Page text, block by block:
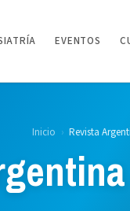
EVENTOS
Inicio › Revista